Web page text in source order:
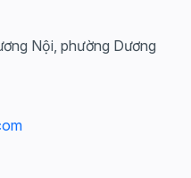
Nội, phường Dương